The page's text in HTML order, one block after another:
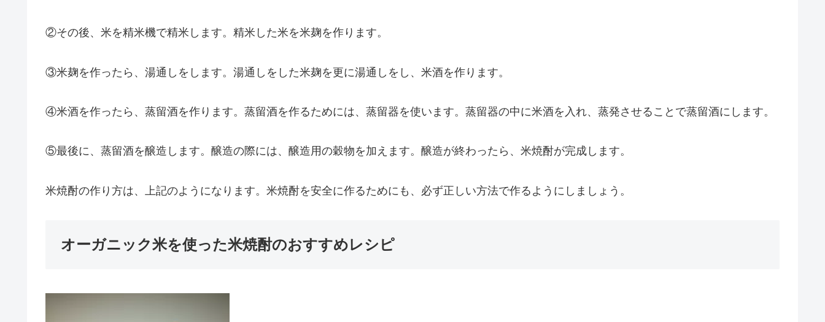
②その後、米を精米機で精米します。精米した米を米麹を作ります。
③米麹を作ったら、湯通しをします。湯通しをした米麹を更に湯通しをし、米酒を作ります。
④米酒を作ったら、蒸留酒を作ります。蒸留酒を作るためには、蒸留器を使います。蒸留器の中に米酒を入れ、蒸発させることで蒸留酒にします。
⑤最後に、蒸留酒を醸造します。醸造の際には、醸造用の穀物を加えます。醸造が終わったら、米焼酎が完成します。
米焼酎の作り方は、上記のようになります。米焼酎を安全に作るためにも、必ず正しい方法で作るようにしましょう。
オーガニック米を使った米焼酎のおすすめレシピ